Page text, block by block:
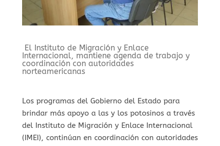
El Instituto de Migración y Enlace
Internacional, mantiene agenda de trabajo y
coordinación con autoridades
norteamericanas
Los programas del Gobierno del Estado para
brindar más apoyo a las y los potosinos a través
del Instituto de Migración y Enlace Internacional
(IMEI), continúan en coordinación con autoridades